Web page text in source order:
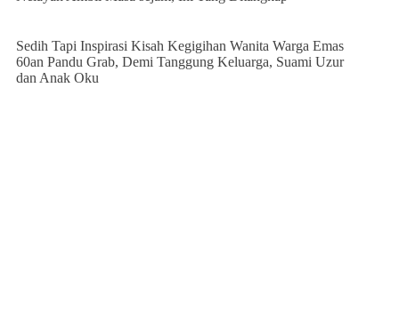
Sedih Tapi Inspirasi Kisah Kegigihan Wanita Warga Emas
60an Pandu Grab, Demi Tanggung Keluarga, Suami Uzur
dan Anak Oku